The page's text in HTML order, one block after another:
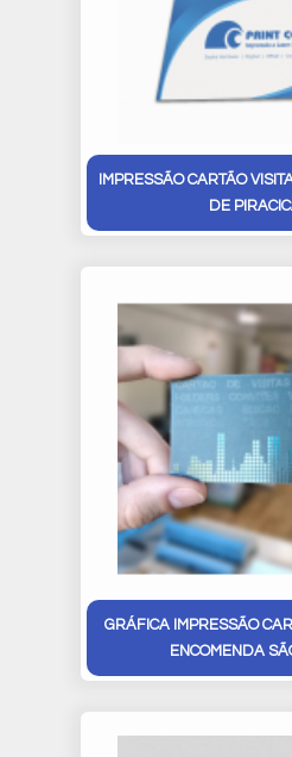
IMPRESSÃO CARTÃO
DE
GRÁFICA IMPRESSÃO
ENCOMENDA